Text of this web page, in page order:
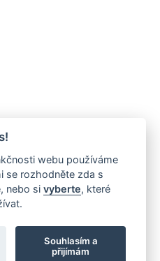
webu používáme
se rozhodněte zda s
nebo si vyberte, které
Souhlasím a
přijímám